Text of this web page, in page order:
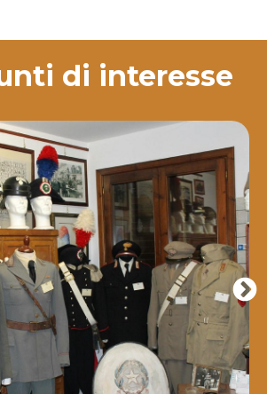
di interesse